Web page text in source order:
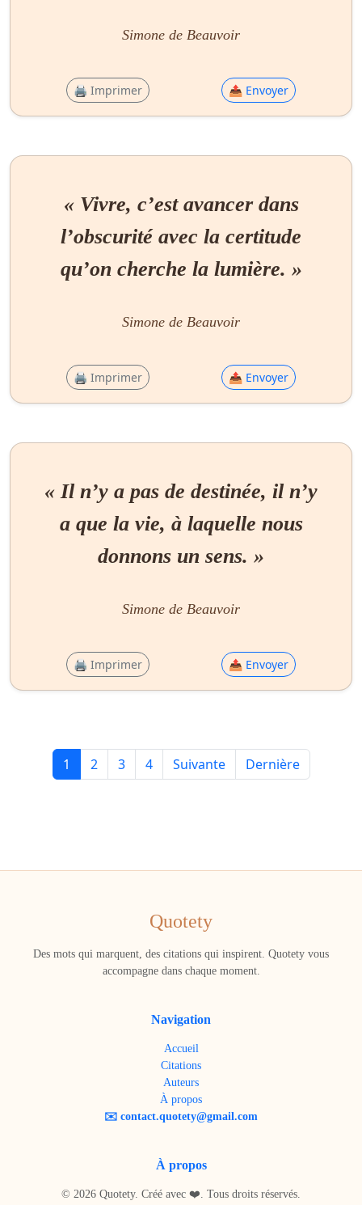
Simone de Beauvoir
🖨 Imprimer 📤 Envoyer
« Vivre, c’est avancer dans
l’obscurité avec la certitude
qu’on cherche la lumière. »
Simone de Beauvoir
🖨 Imprimer 📤 Envoyer
« Il n’y a pas de destinée, il n’y
a que la vie, à laquelle nous
donnons un sens. »
Simone de Beauvoir
🖨 Imprimer 📤 Envoyer
1 2 3 4 Suivante Dernière
Quotety
Des mots qui marquent, des citations qui inspirent. Quotety vous
accompagne dans chaque moment.
Navigation
Accueil
Citations
Auteurs
À propos
✉️ contact.quotety@gmail.com
À propos
© 2026 Quotety. Créé avec ❤️. Tous droits réservés.